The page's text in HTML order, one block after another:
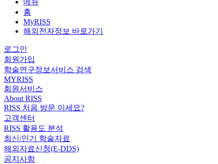
홈
MyRISS
해외전자정보 바로가기
로그인
회원가입
학술연구정보서비스 검색
MYRISS
회원서비스
About RISS
RISS 처음 방문 이세요?
고객센터
RISS 활용도 분석
최신/인기 학술자료
해외자료신청(E-DDS)
공지사항